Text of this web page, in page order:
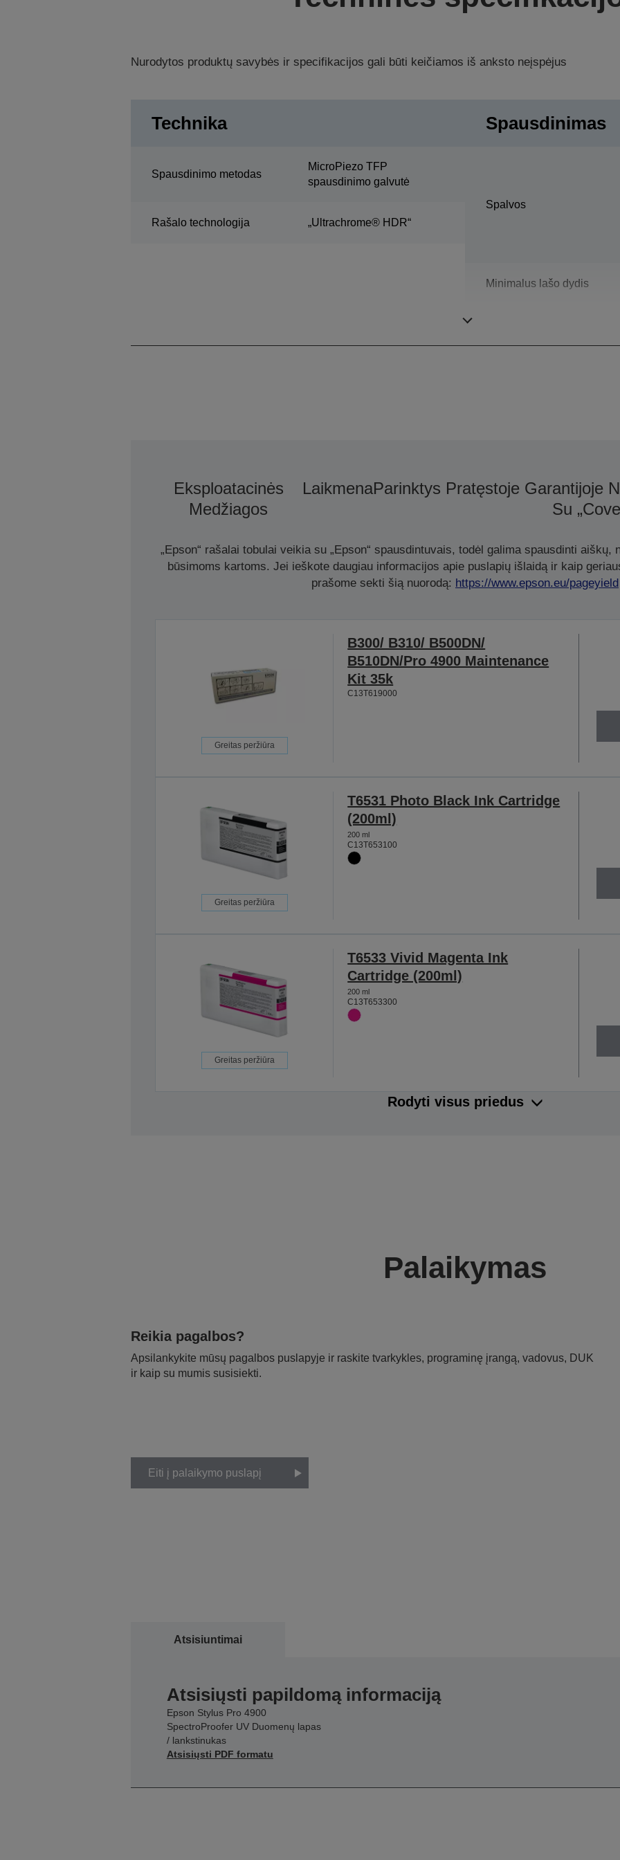
Nurodytos produktų savybės ir specifikacijos gali būti keičiamos iš anksto neįspėjus
Technika
Spausdinimo metodas
MicroPiezo TFP
spausdinimo galvutė
Rašalo technologija „Ultrachrome® HDR“
Spausdinimas
Spalvos
Minimalus lašo dydis
Eksploatacinės
Medžiagos
LaikmenaParinktys Pratęstoje Garantijoje
Su
„Epson“ rašalai tobulai veikia su „Epson“ spausdintuvais, todėl galima spausdinti
būsimoms kartoms. Jei ieškote daugiau informacijos apie puslapių išlaidą ir kaip
prašome sekti šią nuorodą: https://www.epson.eu/pageyield
Greitas peržiūra
B300/ B310/ B500DN/
B510DN/Pro 4900 Maintenance
Kit 35k
C13T619000
Greitas peržiūra
T6531 Photo Black Ink Cartridge
(200ml)
200 ml
C13T653100
Greitas peržiūra
T6533 Vivid Magenta Ink
Cartridge (200ml)
200 ml
C13T653300
Rodyti visus priedus
Palaikymas
Reikia pagalbos?
Apsilankykite mūsų pagalbos puslapyje ir raskite tvarkykles, programinę įrangą, vadovus, DUK
ir kaip su mumis susisiekti.
Eiti į palaikymo puslapį
Atsisiuntimai
Atsisiųsti papildomą informaciją
Epson Stylus Pro 4900
SpectroProofer UV Duomenų lapas
/ lankstinukas
Atsisiųsti PDF formatu